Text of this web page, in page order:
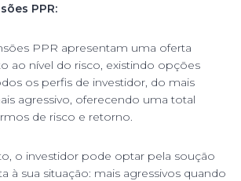
PPR:
PPR apresentam uma oferta
ao nível do risco, existindo opções
os perfis de investidor, do mais
agressivo, oferecendo uma total
de risco e retorno.
o investidor pode optar pela soução
à sua situação: mais agressivos quando